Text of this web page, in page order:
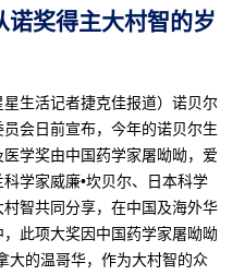
诺奖得主大村智的岁
星生活记者捷克佳报道）诺贝尔
员会日前宣布，今年的诺贝尔生
医学奖由中国药学家屠呦呦，爱
科学家威廉•坎贝尔、日本科学
村智共同分享，在中国及海外华
，此项大奖因中国药学家屠呦呦
大的温哥华，作为大村智的众